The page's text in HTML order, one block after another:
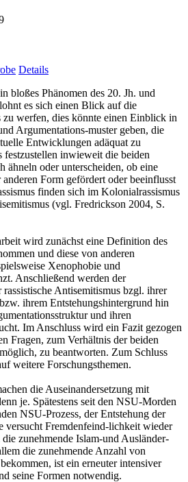
Details
bloßes Phänomen des 20. Jh. und
es sich einen Blick auf die
zu werfen, dies könnte einen Einblick in
Argumentations-muster geben, die
Entwicklungen adäquat zu
festzustellen inwieweit die beiden
ähneln oder unterscheiden, ob eine
Form gefördert oder beeinflusst
finden sich im Kolonialrassismus
(vgl. Fredrickson 2004, S.
wird zunächst eine Definition des
und diese von anderen
Xenophobie und
Anschließend werden der
Antisemitismus bzgl. ihrer
ihrem Entstehungshintergrund hin
und ihren
Im Anschluss wird ein Fazit gezogen
Fragen, zum Verhältnis der beiden
zu beantworten. Zum Schluss
weitere Forschungsthemen.
die Auseinandersetzung mit
je. Spätestens seit den NSU-Morden
NSU-Prozess, der Entstehung der
versucht Fremdenfeind-lichkeit wieder
zunehmende Islam-und Ausländer-
die zunehmende Anzahl von
ist ein erneuter intensiver
seine Formen notwendig.